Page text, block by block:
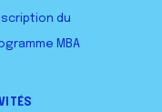
du
MBA